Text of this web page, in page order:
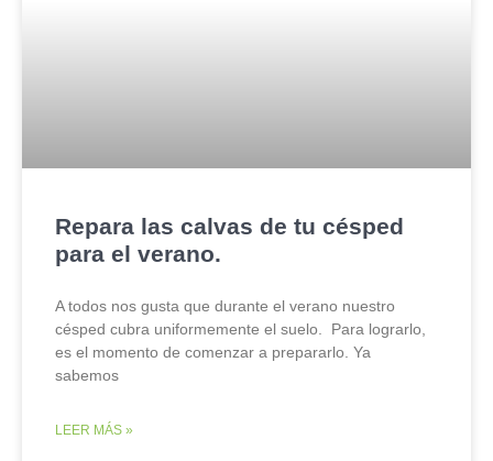
Repara las calvas de tu césped
para el verano.
A todos nos gusta que durante el verano nuestro
césped cubra uniformemente el suelo. Para lograrlo,
es el momento de comenzar a prepararlo. Ya
sabemos
LEER MÁS »